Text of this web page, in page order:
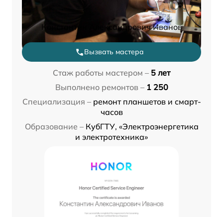
Константин Александрович Иванов
Вызвать мастера
Стаж работы мастером – 5 лет
Выполнено ремонтов – 1 250
Специализация – ремонт планшетов и смарт-
часов
Образование – КубГТУ, «Электроэнергетика
и электротехника»